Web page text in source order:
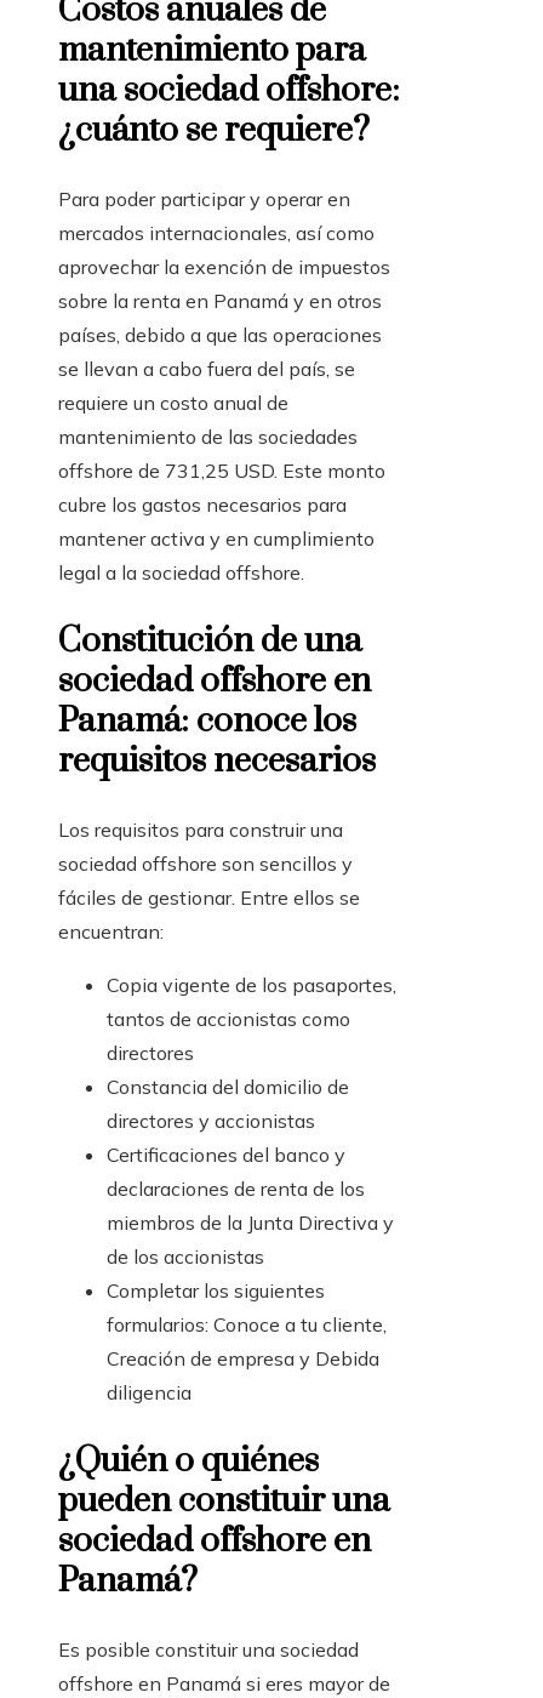
Costos anuales de
mantenimiento para
una sociedad offshore:
¿cuánto se requiere?
Para poder participar y operar en
mercados internacionales, así como
aprovechar la exención de impuestos
sobre la renta en Panamá y en otros
países, debido a que las operaciones
se llevan a cabo fuera del país, se
requiere un costo anual de
mantenimiento de las sociedades
offshore de 731,25 USD. Este monto
cubre los gastos necesarios para
mantener activa y en cumplimiento
legal a la sociedad offshore.
Constitución de una
sociedad offshore en
Panamá: conoce los
requisitos necesarios
Los requisitos para construir una
sociedad offshore son sencillos y
fáciles de gestionar. Entre ellos se
encuentran:
Copia vigente de los pasaportes,
tantos de accionistas como
directores
Constancia del domicilio de
directores y accionistas
Certificaciones del banco y
declaraciones de renta de los
miembros de la Junta Directiva y
de los accionistas
Completar los siguientes
formularios: Conoce a tu cliente,
Creación de empresa y Debida
diligencia
¿Quién o quiénes
pueden constituir una
sociedadoffshore en
Panamá?
Es posible constituir una sociedad
offshore en Panamá si eres mayor de